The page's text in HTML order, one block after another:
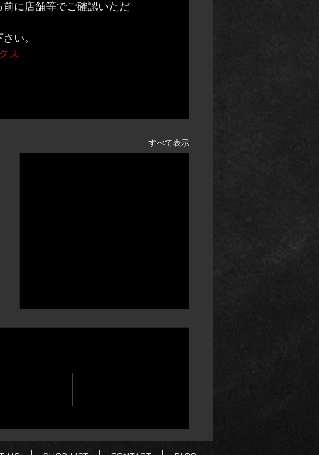
に店舗等でご確認いただ
い。
ス
すべて表示
power2max Simano MTB
用